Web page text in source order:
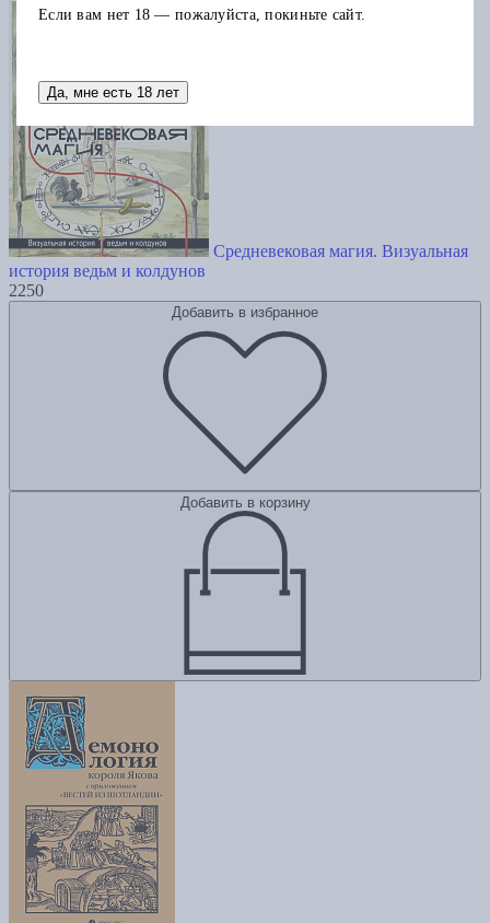
Средневековая магия. Визуальная
история ведьм и колдунов
2250
Добавить в избранное
Добавить в корзину
Если вам нет 18 — пожалуйста, покиньте сайт.
Да, мне есть 18 лет